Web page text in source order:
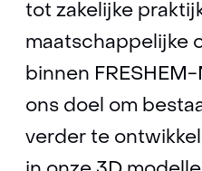
tot zakelijke
maatschappelijke
binnen
ons doel om
verder te